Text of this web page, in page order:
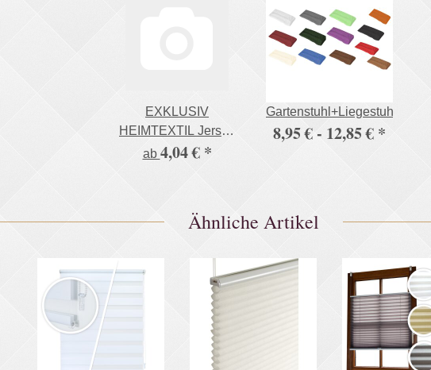
EXKLUSIV
HEIMTEXTIL Jersey
Spannbettlaken in
Bettlaken
ab 4,04 € *
8,95 € - 12,85 € *
Ähnliche Artikel